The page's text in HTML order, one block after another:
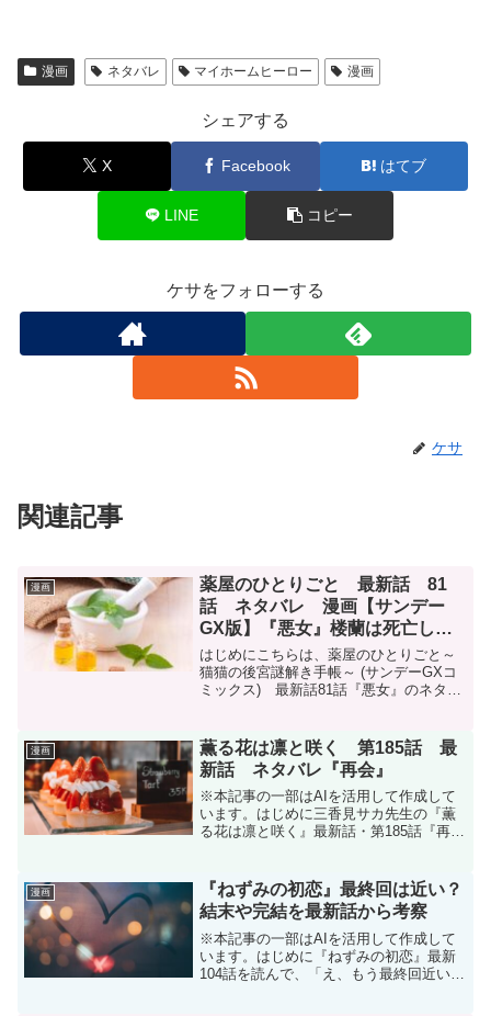
漫画 ネタバレ マイホームヒーロー 漫画
シェアする
X Facebook はてブ
LINE コピー
ケサをフォローする
ケサ
関連記事
漫画
薬屋のひとりごと 最新話 81
話 ネタバレ 漫画【サンデー
GX版】『悪女』楼蘭は死亡し
た？
はじめにこちらは、薬屋のひとりごと～
猫猫の後宮謎解き手帳～ (サンデーGXコ
ミックス) 最新話81話『悪女』のネタバ
2024年9月号(2024年8月19日発売)...
漫画
薫る花は凛と咲く 第185話 最
新話 ネタバレ『再会』
※本記事の一部はAIを活用して作成して
います。はじめに三香見サカ先生の『薫
る花は凛と咲く』最新話・第185話『再
週木曜日に更新です。次回更新は2026年4
月9日予定...
漫画
『ねずみの初恋』最終回は近い？
結末や完結を最新話から考察
※本記事の一部はAIを活用して作成して
います。はじめに『ねずみの初恋』最新
104話を読んで、「え、もう最終回近い